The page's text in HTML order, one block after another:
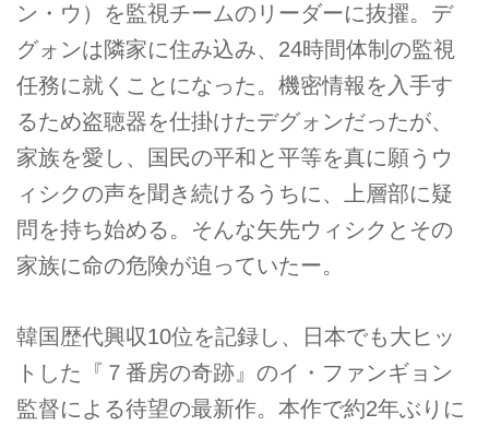
ン・ウ）を監視チームのリーダーに抜擢。デ
グォンは隣家に住み込み、24時間体制の監視
任務に就くことになった。機密情報を入手す
るため盗聴器を仕掛けたデグォンだったが、
家族を愛し、国民の平和と平等を真に願うウ
ィシクの声を聞き続けるうちに、上層部に疑
問を持ち始める。そんな矢先ウィシクとその
家族に命の危険が迫っていたー。
韓国歴代興収10位を記録し、日本でも大ヒッ
トした『７番房の奇跡』のイ・ファンギョン
監督による待望の最新作。本作で約2年ぶりに